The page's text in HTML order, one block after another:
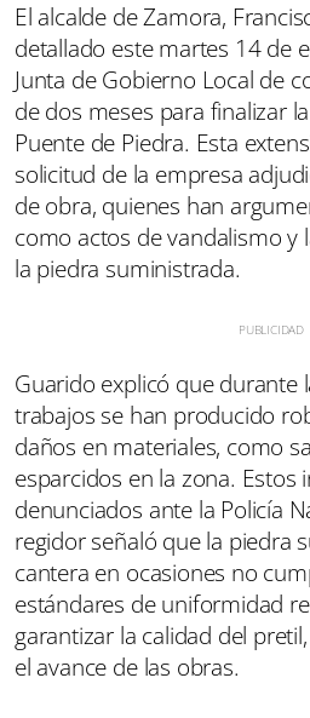
El alcalde de Zamora,
detallado este martes 14 de
Junta de Gobierno Local de
de dos meses para finalizar
Puente de Piedra. Esta
solicitud de la empresa
de obra, quienes han
como actos de vandalismo y
la piedra suministrada.
Guarido explicó que durante
trabajos se han producido
daños en materiales, como
esparcidos en la zona. Estos
denunciados ante la Policía
regidor señaló que la piedra
cantera en ocasiones no
estándares de uniformidad
garantizar la calidad del
el avance de las obras.